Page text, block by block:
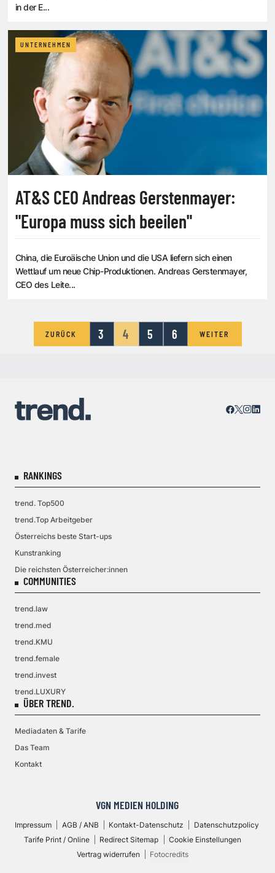
in der E...
UNTERNEHMEN
AT&S CEO Andreas Gerstenmayer:
"Europa muss sich beeilen"
China, die Euroäische Union und die USA liefern sich einen
Wettlauf um neue Chip-Produktionen. Andreas Gerstenmayer,
CEO des Leite...
ZURÜCK 3 4 5 6 WEITER
RANKINGS
trend. Top500
trend.Top Arbeitgeber
Österreichs beste Start-ups
Kunstranking
Die reichsten Österreicher:innen
COMMUNITIES
trend.law
trend.med
trend.KMU
trend.female
trend.invest
trend.LUXURY
ÜBER TREND.
Mediadaten & Tarife
Das Team
Kontakt
VGN MEDIEN HOLDING
Impressum AGB / ANB Kontakt-Datenschutz
Datenschutzpolicy
Tarife Print / Online
Redirect Sitemap
Cookie Einstellungen
Vertrag widerrufen
Fotocredits